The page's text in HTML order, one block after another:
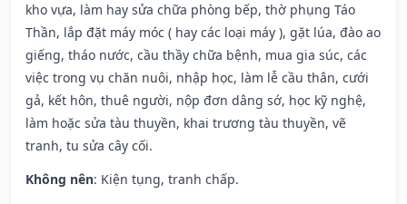
kho vựa, làm hay sửa chữa phòng bếp, thờ phụng Táo
Thần, lắp đặt máy móc ( hay các loại máy ), gặt lúa, đào ao
giếng, tháo nước, cầu thầy chữa bệnh, mua gia súc, các
việc trong vụ chăn nuôi, nhập học, làm lễ cầu thân, cưới
gả, kết hôn, thuê người, nộp đơn dâng sớ, học kỹ nghệ,
làm hoặc sửa tàu thuyền, khai trương tàu thuyền, vẽ
tranh, tu sửa cây cối.
Không nên: Kiện tụng, tranh chấp.